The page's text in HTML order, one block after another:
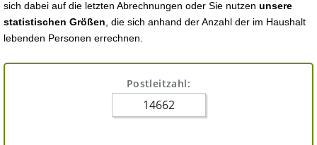
sich dabei auf die letzten Abrechnungen oder Sie nutzen unsere
statistischen Größen , die sich anhand der Anzahl der im Haushalt
lebenden Personen errechnen.
Postleitzahl: